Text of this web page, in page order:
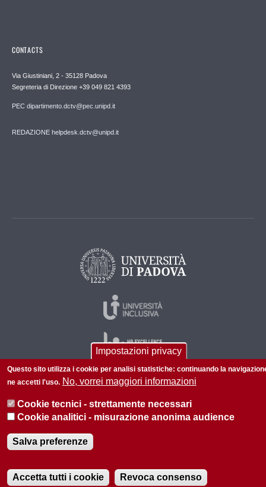
CONTACTS
Via Giustiniani, 2 - 35128 Padova
Segreteria di Direzione +39 049 821 4393
PEC dipartimento.dctv@pec.unipd.it
REDAZIONE helpdesk.dctv@unipd.it
Impostazioni privacy
Questo sito utilizza i cookie per analisi statistiche: continuando la
ne accetti l'uso. No, vorrei maggiori informazioni
Cookie tecnici - strettamente necessari
Cookie analitici - misurazione anonima audience
Salva preferenze
Accetta tutti i cookie Revoca consenso